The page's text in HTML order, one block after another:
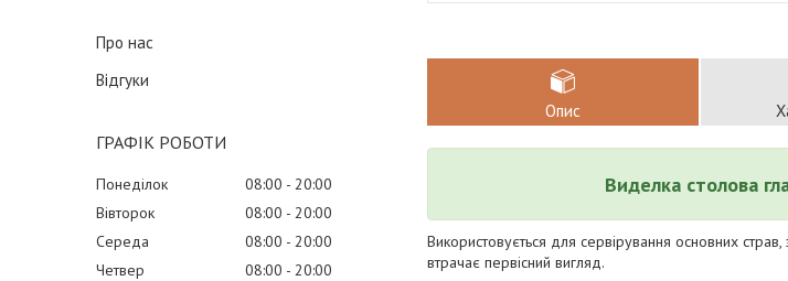
Про нас
Відгуки
ГРАФІК РОБОТИ
Понеділок 08:00
20:00
Вівторок
08:00
20:00
Середа
08:00
20:00
Четвер
08:00
20:00
Опис
Виделка столова
Використовується для сервірування основних
втрачає первісний вигляд.